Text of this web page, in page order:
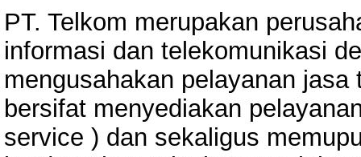
PT. Telkom merupakan
informasi dan telekomunikasi
mengusahakan pelayanan
bersifat menyediakan
service ) dan sekaligus